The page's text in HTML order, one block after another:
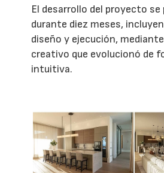
El desarrollo del proyecto se
durante diez meses,
diseño y ejecución,
creativo que evolucionó de
intuitiva.